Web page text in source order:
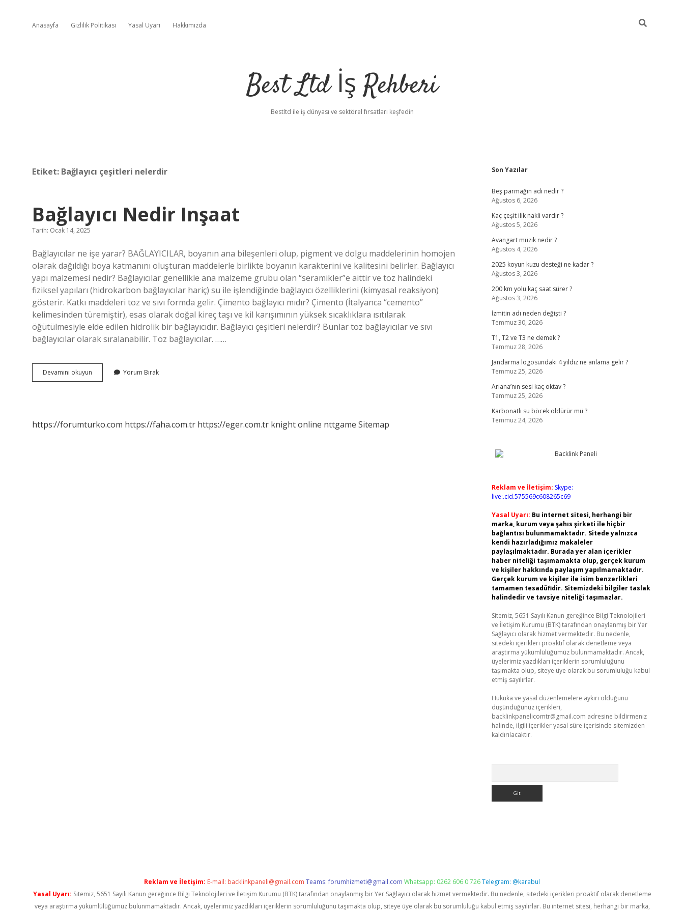
Anasayfa Gizlilik Politikası Yasal Uyarı Hakkımızda
Best Ltd İş Rehberi
Bestltd ile iş dünyası ve sektörel fırsatları keşfedin
Etiket: Bağlayıcı çeşitleri nelerdir
Bağlayıcı Nedir Inşaat
Tarih: Ocak 14, 2025
Bağlayıcılar ne işe yarar? BAĞLAYICILAR, boyanın ana bileşenleri olup, pigment ve dolgu maddelerinin homojen
olarak dağıldığı boya katmanını oluşturan maddelerle birlikte boyanın karakterini ve kalitesini belirler. Bağlayıcı
yapı malzemesi nedir? Bağlayıcılar genellikle ana malzeme grubu olan “seramikler”e aittir ve toz halindeki
fiziksel yapıları (hidrokarbon bağlayıcılar hariç) su ile işlendiğinde bağlayıcı özelliklerini (kimyasal reaksiyon)
gösterir. Katkı maddeleri toz ve sıvı formda gelir. Çimento bağlayıcı mıdır? Çimento (İtalyanca “cemento”
kelimesinden türemiştir), esas olarak doğal kireç taşı ve kil karışımının yüksek sıcaklıklara ısıtılarak
öğütülmesiyle elde edilen hidrolik bir bağlayıcıdır. Bağlayıcı çeşitleri nelerdir? Bunlar toz bağlayıcılar ve sıvı
bağlayıcılar olarak sıralanabilir. Toz bağlayıcılar. ……
Devamını okuyun Bağlayıcı
Nedir
Yorum Bırak
https://forumturko.com https://faha.com.tr https://eger.com.tr knight online nttgame Sitemap
Sidebar
Son Yazılar
Beş parmağın adı nedir ?
Ağustos 6, 2026
Kaç çeşit ilik nakli vardır ?
Ağustos 5, 2026
Avangart müzik nedir ?
Ağustos 4, 2026
2025 koyun kuzu desteği ne kadar ?
Ağustos 3, 2026
200 km yolu kaç saat sürer ?
Ağustos 3, 2026
İzmitin adı neden değişti ?
Temmuz 30, 2026
T1, T2 ve T3 ne demek ?
Temmuz 28, 2026
Jandarma logosundaki 4 yıldız ne anlama gelir ?
Temmuz 25, 2026
Ariana’nın sesi kaç oktav ?
Temmuz 25, 2026
Karbonatlı su böcek öldürür mü ?
Temmuz 24, 2026
Reklam ve İletişim: Skype:
live:.cid.575569c608265c69
Yasal Uyarı: Bu internet sitesi, herhangi bir
marka, kurum veya şahıs şirketi ile hiçbir
bağlantısı bulunmamaktadır. Sitede yalnızca
kendi hazırladığımız makaleler
paylaşılmaktadır. Burada yer alan içerikler
haber niteliği taşımamakta olup, gerçek kurum
ve kişiler hakkında paylaşım yapılmamaktadır.
Gerçek kurum ve kişiler ile isim benzerlikleri
tamamen tesadüfidir. Sitemizdeki bilgiler taslak
halindedir ve tavsiye niteliği taşımazlar.
Sitemiz, 5651 Sayılı Kanun gereğince Bilgi Teknolojileri
ve İletişim Kurumu (BTK) tarafından onaylanmış bir Yer
Sağlayıcı olarak hizmet vermektedir. Bu nedenle,
sitedeki içerikleri proaktif olarak denetleme veya
araştırma yükümlülüğümüz bulunmamaktadır. Ancak,
üyelerimiz yazdıkları içeriklerin sorumluluğunu
taşımakta olup, siteye üye olarak bu sorumluluğu kabul
etmiş sayılırlar.
Hukuka ve yasal düzenlemelere aykırı olduğunu
düşündüğünüz içerikleri,
backlinkpanelicomtr@gmail.com adresine bildirmeniz
halinde, ilgili içerikler yasal süre içerisinde sitemizden
kaldırılacaktır.
Reklam ve İletişim: E-mail: backlinkpaneli@gmail.com Teams:forumhizmeti@gmail.com Whatsapp: 0262 606 0 726Telegram: @karabul
Yasal Uyarı: Sitemiz, 5651 Sayılı Kanun gereğince Bilgi Teknolojileri ve İletişim Kurumu (BTK) tarafından onaylanmış bir Yer Sağlayıcı olarak hizmet vermektedir. Bu nedenle, sitedeki içerikleri proaktif olarak denetleme
veya araştırma yükümlülüğümüz bulunmamaktadır. Ancak, üyelerimiz yazdıkları içeriklerin sorumluluğunu taşımakta olup, siteye üye olarak bu sorumluluğu kabul etmiş sayılırlar. Bu internet sitesi, herhangi bir marka,